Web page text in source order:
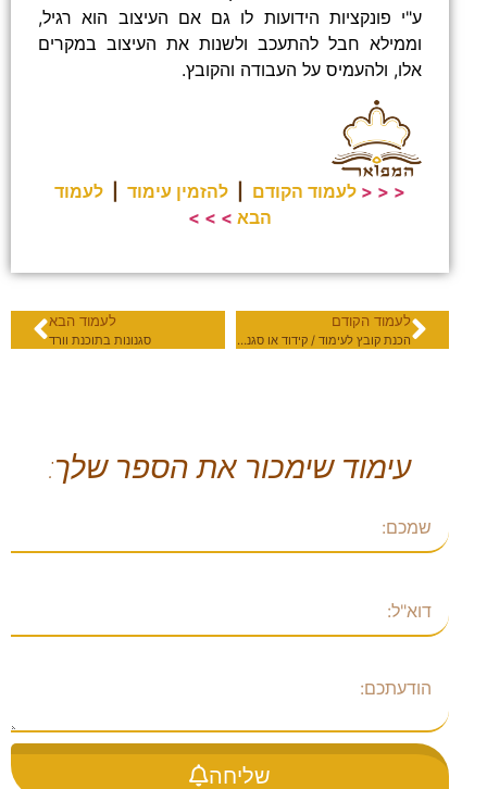
ע"י פונקציות הידועות לו גם אם העיצוב הוא רגיל,
וממילא חבל להתעכב ולשנות את העיצוב במקרים
אלו, ולהעמיס על העבודה והקובץ.
< < < לעמוד הקודם להזמין עימוד
לעמוד
הבא > > >
לעמוד הקודם
הכנת קובץ לעימוד / קידוד או סגנונות
לעמוד הבא
סגנונות בתוכנת וורד
עימוד שימכור את הספר שלך:
שליחה